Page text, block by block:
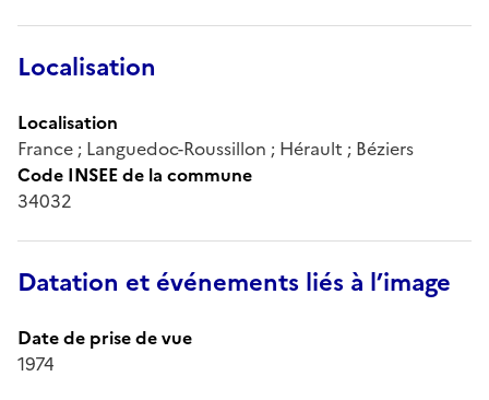
Localisation
Localisation
France ; Languedoc-Roussillon ; Hérault ; Béziers
Code INSEE de la commune
34032
Datation et événements liés à l’image
Date de prise de vue
1974